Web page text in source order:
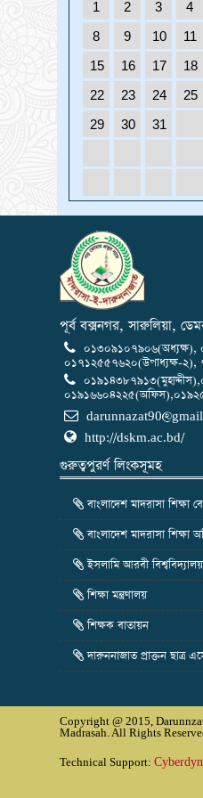
1 2 3 4
8
9 10 11
15
16 17 18
22
23 24 25
29
30 31
পূর্ব বক্সনগর, সারুলিয়া,
০১৩০৯১০৭৯০৬(অধ্যক্ষ),
০১৭১২৫৫৭৬২০(উপাধ্যক্ষ-
http://dskm.ac.bd/
গুরুত্বপুরর্ণ লিংকসূমহ
বাংলাদেশ মাদরাসা শিক্ষা
বাংলাদেশ মাদরাসা শিক্ষা
ইসলামি আরবী বিশ্ববিদ্যালয়
শিক্ষা মন্ত্রণালয়
শিক্ষক বাতায়ন
দারুননাজাত প্রাক্তন ছাত্র
Copyright @ 2015,
Madrasah. All Rights
Technical Support: